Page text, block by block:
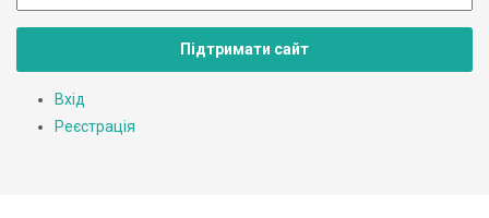
Підтримати сайт
Вхід
Реєстрація